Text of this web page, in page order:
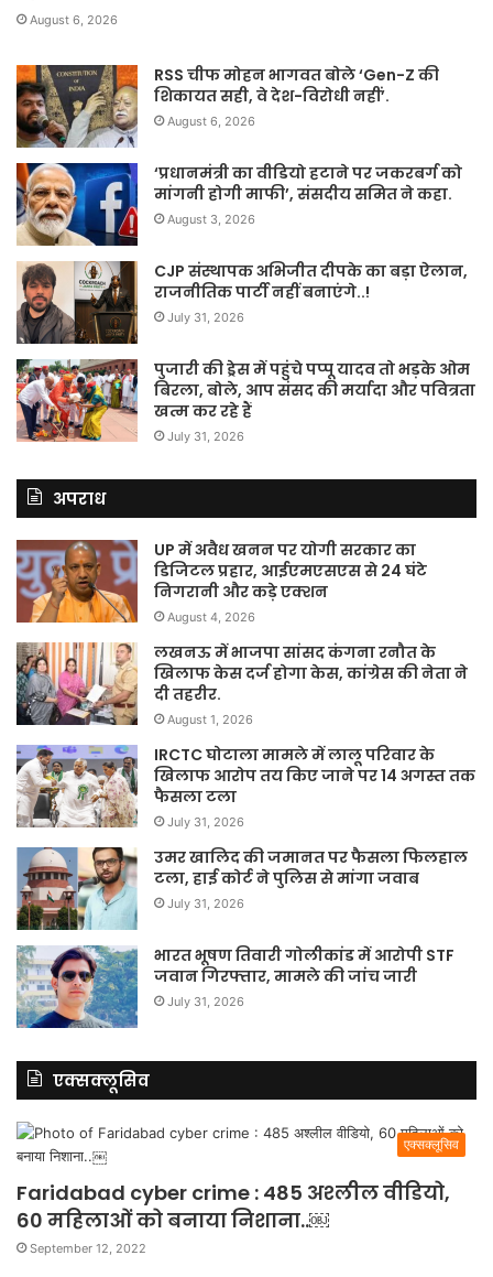
August 6, 2026
RSS चीफ मोहन भागवत बोले ‘Gen-Z की
शिकायत सही, वे देश-विरोधी नहीं’.
August 6, 2026
‘प्रधानमंत्री का वीडियो हटाने पर जकरबर्ग को
मांगनी होगी माफी’, संसदीय समित ने कहा.
August 3, 2026
CJP संस्थापक अभिजीत दीपके का बड़ा ऐलान,
राजनीतिक पार्टी नहीं बनाएंगे..!
July 31, 2026
पुजारी की ड्रेस में पहुंचे पप्पू यादव तो भड़के ओम
बिरला, बोले, आप संसद की मर्यादा और पवित्रता
खत्म कर रहे हैं
July 31, 2026
अपराध
UP में अवैध खनन पर योगी सरकार का
डिजिटल प्रहार, आईएमएसएस से 24 घंटे
निगरानी और कड़े एक्शन
August 4, 2026
लखनऊ में भाजपा सांसद कंगना रनौत के
खिलाफ केस दर्ज होगा केस, कांग्रेस की नेता ने
दी तहरीर.
August 1, 2026
IRCTC घोटाला मामले में लालू परिवार के
खिलाफ आरोप तय किए जाने पर 14 अगस्त तक
फैसला टला
July 31, 2026
उमर खालिद की जमानत पर फैसला फिलहाल
टला, हाई कोर्ट ने पुलिस से मांगा जवाब
July 31, 2026
भारत भूषण तिवारी गोलीकांड में आरोपी STF
जवान गिरफ्तार, मामले की जांच जारी
July 31, 2026
एक्सक्लूसिव
एक्सक्लूसिव
Faridabad cyber crime : 485 अश्लील वीडियो,
60 महिलाओं को बनाया निशाना..￼
September 12, 2022